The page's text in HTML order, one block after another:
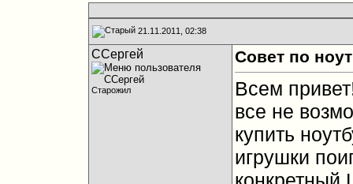
21.11.2011, 02:38
ССергей
Старожил
Совет по
Всем
все не
купить
игрушки